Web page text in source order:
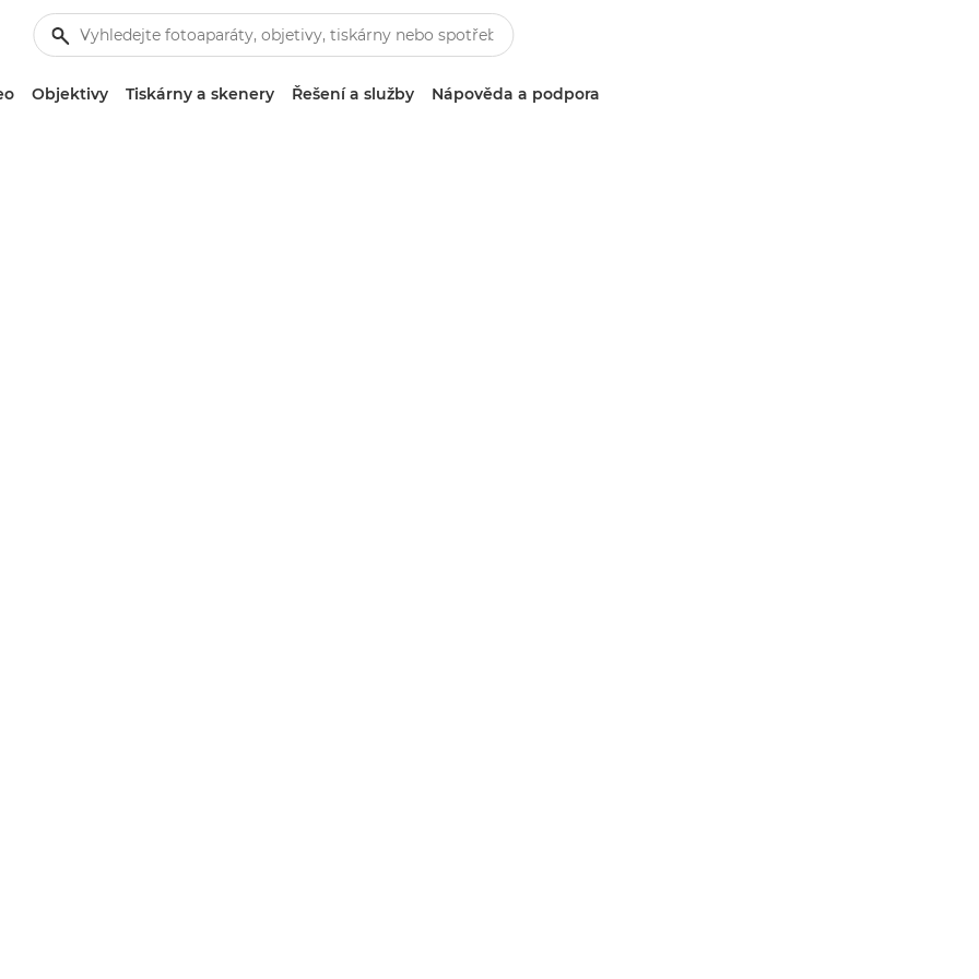
Objektivy Tiskárny a skenery Řešení a služby Nápověda a podpora